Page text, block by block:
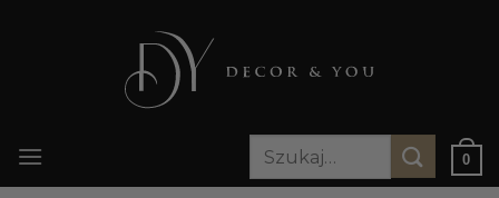
Szukaj:
0